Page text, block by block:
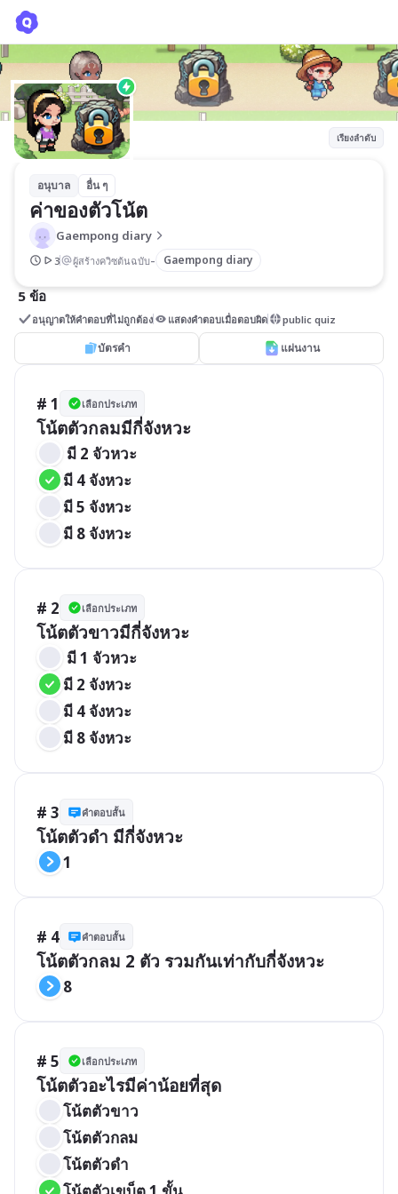
เรียงลำดับ
อนุบาล อื่น ๆ
ค่าของตัวโน้ต
Gaempong diary
3 ผู้สร้างควิซต้นฉบับ- Gaempong diary
5 ข้อ
อนุญาตให้คำตอบที่ไม่ถูกต้อง แสดงคำตอบเมื่อตอบผิด public quiz
บัตรคำ แผ่นงาน
# 1 เลือกประเภท
โน้ตตัวกลมมีกี่จังหวะ
มี 2 จัวหวะ
มี 4 จังหวะ
มี 5 จังหวะ
มี 8 จังหวะ
# 2 เลือกประเภท
โน้ตตัวขาวมีกี่จังหวะ
มี 1 จัวหวะ
มี 2 จังหวะ
มี 4 จังหวะ
มี 8 จังหวะ
# 3 คำตอบสั้น
โน้ตตัวดำ มีกี่จังหวะ
1
# 4 คำตอบสั้น
โน้ตตัวกลม 2 ตัว รวมกันเท่ากับกี่จังหวะ
8
# 5 เลือกประเภท
โน้ตตัวอะไรมีค่าน้อยที่สุด
โน้ตตัวขาว
โน้ตตัวกลม
โน้ตตัวดำ